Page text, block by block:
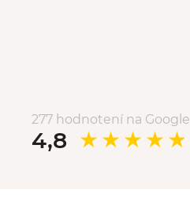
277 hodnotení na Google
4,8